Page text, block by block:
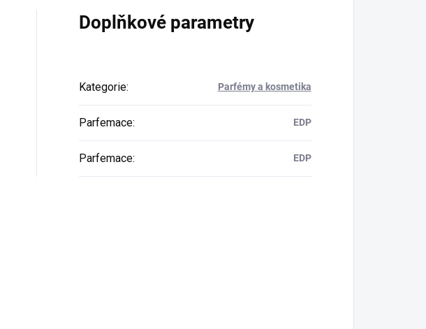
Doplňkové parametry
Kategorie: Parfémy a kosmetika
Parfemace: EDP
Parfemace: EDP